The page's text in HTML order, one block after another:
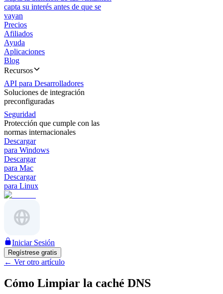
capta su interés antes de que se
vayan
Precios
Afiliados
Ayuda
Aplicaciones
Blog
Recursos
API para Desarrolladores
Soluciones de integración
preconfiguradas
Seguridad
Protección que cumple con las
normas internacionales
Descargar
para Windows
Descargar
para Mac
Descargar
para Linux
Iniciar Sesión
Regístrese gratis
← Ver otro artículo
Cómo Limpiar la caché DNS